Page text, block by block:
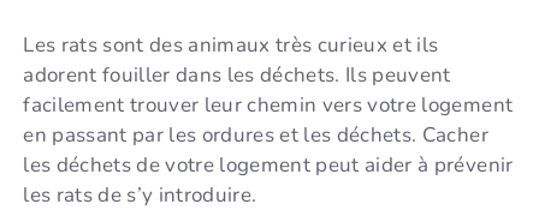
Les rats sont des animaux très curieux et ils
adorent fouiller dans les déchets. Ils peuvent
facilement trouver leur chemin vers votre logement
en passant par les ordures et les déchets. Cacher
les déchets de votre logement peut aider à prévenir
les rats de s’y introduire.